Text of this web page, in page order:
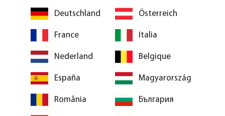
Deutschland Österreich
France Italia
Nederland Belgique
España Magyarország
România България